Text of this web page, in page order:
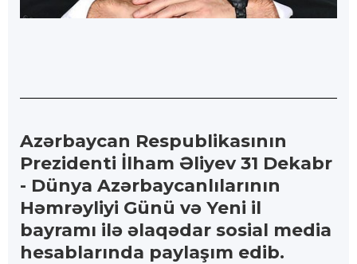
Azərbaycan Respublikasının
Prezidenti İlham Əliyev 31 Dekabr
- Dünya Azərbaycanlılarının
Həmrəyliyi Günü və Yeni il
bayramı ilə əlaqədar sosial media
hesablarında paylaşım edib.